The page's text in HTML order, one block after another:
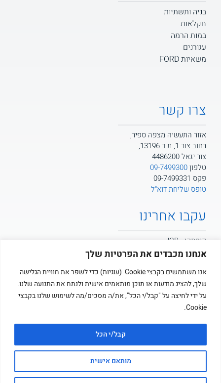
אנחנו מכבדים את הפרטיות שלך
אנו משתמשים בקבצי Cookie (עוגיות) כדי לשפר את חוויית הגלישה
שלך, להציג מודעות או תוכן מותאמים אישית ולנתח את התנועה שלנו.
על ידי לחיצה על "קבל/י הכל", את/ה מסכים/מה לשימוש שלנו בקבצי
Cookie.
מותאם אישית
קבל/י הכל
בניה ותשתיות
חקלאות
במות הרמה
עגורנים
משאיות FORD
צרו קשר
אזור התעשיה מצפה ספיר,
רחוב צור 1, ת.ד 13196,
צור יגאל 4486200
טלפון09-7499300
פקס 09-7499331
טופס שליחת דוא"ל
עקבו אחרינו
קומסקו - JCB
קומסקו - POTAIN
קומסקו
© כל הזכויות שמורות לקומסקו בע”מ ציוד מכני ושיטות בניה
אתר מנוהל על ידיזוטארו